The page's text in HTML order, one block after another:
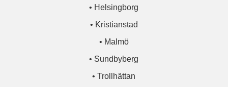
• Helsingborg
• Kristianstad
• Malmö
• Sundbyberg
• Trollhättan